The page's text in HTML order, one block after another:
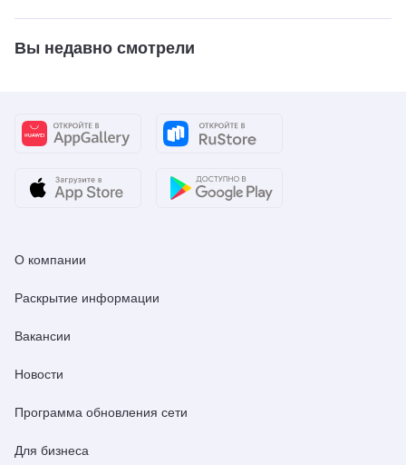
Вы недавно смотрели
О компании
Раскрытие информации
Вакансии
Новости
Программа обновления сети
Для бизнеса